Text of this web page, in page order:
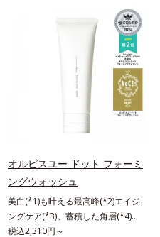
＝乾燥を防ぎ、うるおいに満ちた肌
へ導く保湿成分、植物由来アミノ酸
（エルゴチオネイン）配合＝肌を整
え、すこやかに保つ保湿成分、微生
物由来アミノ酸（エクトイン）配合
＝乱れた角層にうるおいを与え、肌
荒れを防ぐ保湿成分*5 ウォッシュ
を除くLM＝さっぱり高保湿タイプ
（脂性肌～普通肌）RM＝しっとり
は、年齢による肌悩み一つ一つを対
処するのではなく、肌で起きている
ことの根本原因に着目。加齢ととも
に現れる年齢サインについて研究を
進めたところ、弾力感のない状態で
ある「ハリのなさ」や、くすみ(*6)
などが現れている状態である「透明
感のなさ」が、大人の肌印象に大き
シリーズは美容成分(*7)として
「G.D.F.アクティベーター(*8)」を
配合。そして、従来から配合してい
る美白(*1)有効成分「トラネキサム
酸」を配合しました。さらに、シリ
ーズ共通の美容成分「GLルートブ
オルビスユー ドット フォーミ
ングウォッシュ
美白(*1)も叶える最高峰(*2)エイジ
ングケア(*3)。蓄積した角層(*4)を
絡めとりくすみ(*5)を晴らす高密着
税込2,310円～